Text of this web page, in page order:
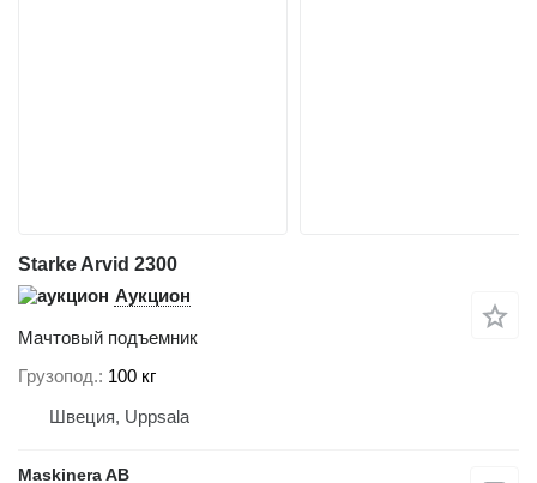
Starke Arvid 2300
Аукцион
Мачтовый подъемник
Грузопод. 100 кг
Швеция, Uppsala
Maskinera AB